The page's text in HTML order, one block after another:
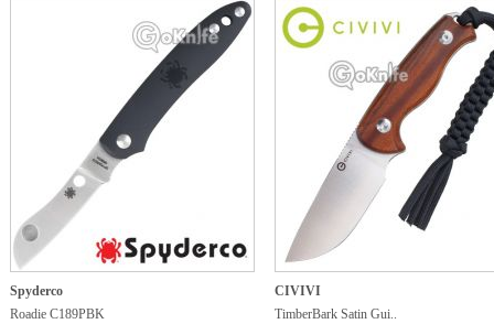
Spyderco
Roadie C189PBK
CIVIVI
TimberBark Satin Gui..